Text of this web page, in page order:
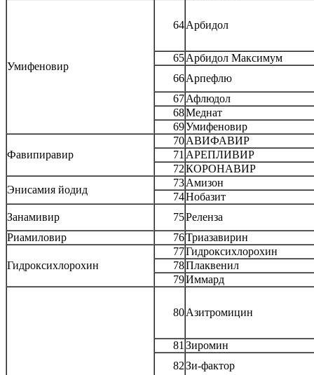
Умифеновир
64Арбидол
65Арбидол Максимум
66Арпефлю
67Афлюдол
68Меднат
69Умифеновир
Фавипиравир
70АВИФАВИР
71 АРЕПЛИВИР
72КОРОНАВИР
Энисамия йодид
73Амизон
74Нобазит
Занамивир
75Реленза
Риамиловир
76Триазавирин
Гидроксихлорохин
77Гидроксихлорохин
78Плаквенил
79Иммард
80Азитромицин
81 Зиромин
82Зи-фактор